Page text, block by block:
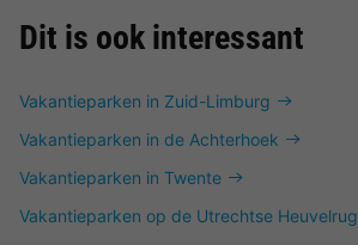
Dit is ook interessant
Vakantieparken in Zuid-Limburg
Vakantieparken in de Achterhoek
Vakantieparken in Twente
Vakantieparken op de Utrechtse Heuvelrug